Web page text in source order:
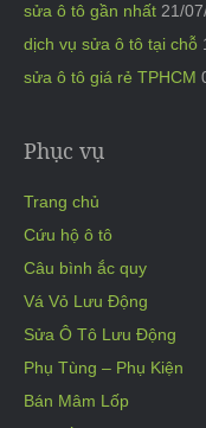
sửa ô tô gần nhất 21/
dịch vụ sửa ô tô tại chỗ
sửa ô tô giá rẻ TPHCM
Phục vụ
Trang chủ
Cứu hộ ô tô
Câu bình ắc quy
Vá Vỏ Lưu Động
Sửa Ô Tô Lưu Động
Phụ Tùng – Phụ Kiện
Bán Mâm Lốp